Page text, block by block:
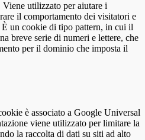
utilizzato per aiutare i
il comportamento dei visitatori e
un cookie di tipo pattern, in cui il
breve serie di numeri e lettere, che
per il dominio che imposta il
è associato a Google Universal
viene utilizzato per limitare la
la raccolta di dati su siti ad alto